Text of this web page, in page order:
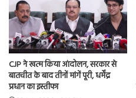
CJP ने खत्म किया आंदोलन, सरकार से
बातचीत के बाद तीनों मांगें पूरी, धर्मेंद्र
प्रधान का इस्तीफा